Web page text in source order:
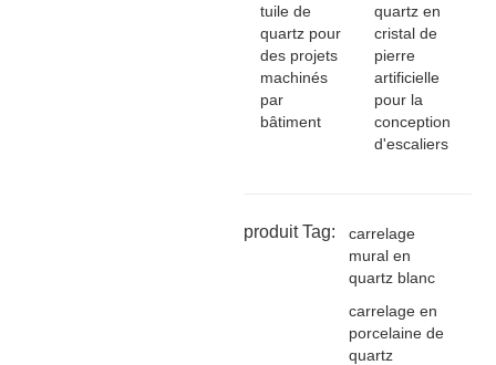
tuile de
quartz pour
des projets
machinés
par
bâtiment
quartz en
cristal de
pierre
artificielle
pour la
conception
d'escaliers
produit Tag:
carrelage
mural en
quartz blanc
carrelage en
porcelaine de
quartz